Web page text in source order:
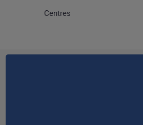
Centres